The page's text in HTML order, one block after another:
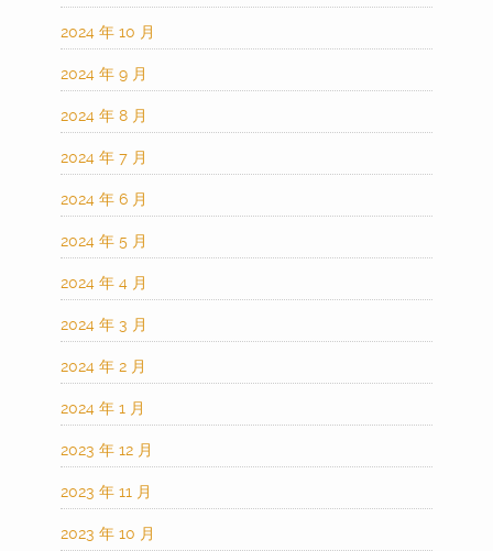
2024 年 10 月
2024 年 9 月
2024 年 8 月
2024 年 7 月
2024 年 6 月
2024 年 5 月
2024 年 4 月
2024 年 3 月
2024 年 2 月
2024 年 1 月
2023 年 12 月
2023 年 11 月
2023 年 10 月